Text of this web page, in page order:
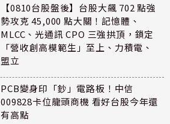
【0810台股盤後】台股大飆 702 點強
勢攻克 45,000 點大關！記憶體、
MLCC、光通訊 CPO 三強拱頂，鎖定
「營收創高模範生」至上、力積電、
盟立
PCB變身印「鈔」電路板！中信
009828卡位龍頭商機 看好台股今年還
有高點